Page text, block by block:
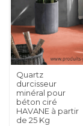
Quartz
durcisseur
minéral pour
béton ciré
HAVANE à partir
de 25 Kg